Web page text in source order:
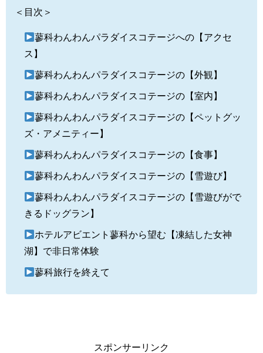
＜目次＞
蓼科わんわんパラダイスコテージへの【アクセ
ス】
蓼科わんわんパラダイスコテージの【外観】
蓼科わんわんパラダイスコテージの【室内】
蓼科わんわんパラダイスコテージの【ペットグッ
ズ・アメニティー】
蓼科わんわんパラダイスコテージの【食事】
蓼科わんわんパラダイスコテージの【雪遊び】
蓼科わんわんパラダイスコテージの【雪遊びがで
きるドッグラン】
ホテルアビエント蓼科から望む【凍結した女神
湖】で非日常体験
蓼科旅行を終えて
スポンサーリンク